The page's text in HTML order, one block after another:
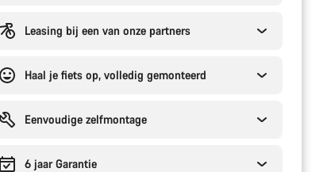
Leasing bij een van onze partners
Haal je fiets op, volledig gemonteerd
Eenvoudige zelfmontage
6 jaar Garantie